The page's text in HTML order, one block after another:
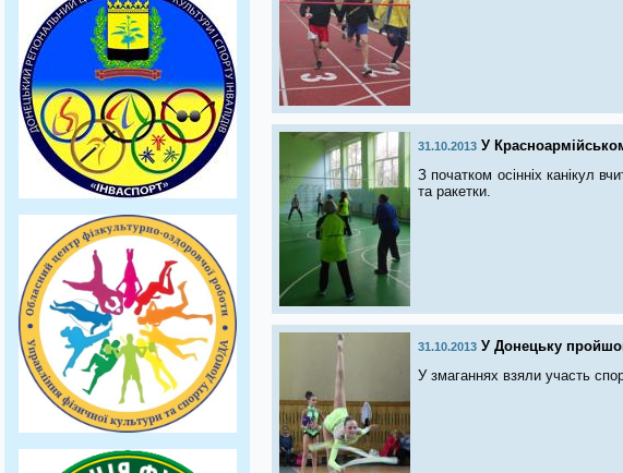
31.10.2013 У
З початком осінніх канікул
та ракетки.
31.10.2013 У Донецьку
У змаганнях взяли участь